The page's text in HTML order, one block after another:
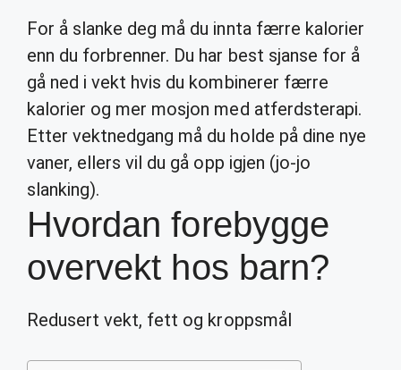
For å slanke deg må du innta færre kalorier
enn du forbrenner. Du har best sjanse for å
gå ned i vekt hvis du kombinerer færre
kalorier og mer mosjon med atferdsterapi.
Etter vektnedgang må du holde på dine nye
vaner, ellers vil du gå opp igjen (jo-jo
slanking).
Hvordan forebygge
overvekt hos barn?
Redusert vekt, fett og kroppsmål